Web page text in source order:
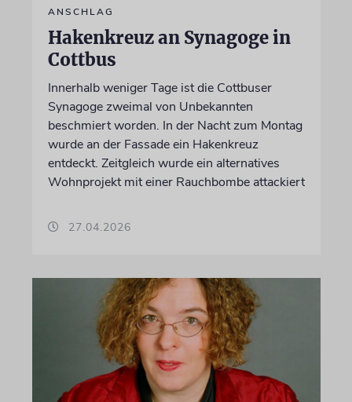
ANSCHLAG
Hakenkreuz an Synagoge in
Cottbus
Innerhalb weniger Tage ist die Cottbuser
Synagoge zweimal von Unbekannten
beschmiert worden. In der Nacht zum Montag
wurde an der Fassade ein Hakenkreuz
entdeckt. Zeitgleich wurde ein alternatives
Wohnprojekt mit einer Rauchbombe attackiert
27.04.2026